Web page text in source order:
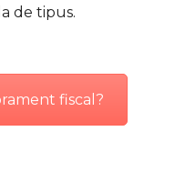
de tipus.
fiscal?